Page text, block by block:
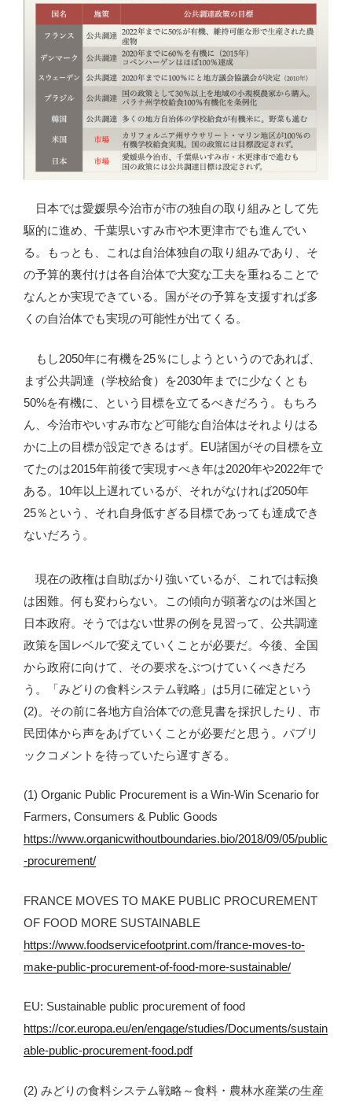
日本では愛媛県今治市が市の独自の取り組みとして先
駆的に進め、千葉県いすみ市や木更津市でも進んでい
る。もっとも、これは自治体独自の取り組みであり、そ
の予算的裏付けは各自治体で大変な工夫を重ねることで
なんとか実現できている。国がその予算を支援すれば多
くの自治体でも実現の可能性が出てくる。
もし2050年に有機を25％にしようというのであれば、
まず公共調達（学校給食）を2030年までに少なくとも
50%を有機に、という目標を立てるべきだろう。もちろ
ん、今治市やいすみ市など可能な自治体はそれよりはる
かに上の目標が設定できるはず。EU諸国がその目標を立
てたのは2015年前後で実現すべき年は2020年や2022年で
ある。10年以上遅れているが、それがなければ2050年
25％という、それ自身低すぎる目標であっても達成でき
ないだろう。
現在の政権は自助ばかり強いているが、これでは転換
は困難。何も変わらない。この傾向が顕著なのは米国と
日本政府。そうではない世界の例を見習って、公共調達
政策を国レベルで変えていくことが必要だ。今後、全国
から政府に向けて、その要求をぶつけていくべきだろ
う。「みどりの食料システム戦略」は5月に確定という
(2)。その前に各地方自治体での意見書を採択したり、市
民団体から声をあげていくことが必要だと思う。パブリ
ックコメントを待っていたら遅すぎる。
(1) Organic Public Procurement is a Win-Win Scenario for
Farmers, Consumers & Public Goods
https://www.organicwithoutboundaries.bio/2018/09/05/public
-procurement/
FRANCE MOVES TO MAKE PUBLIC PROCUREMENT
OF FOOD MORE SUSTAINABLE
https://www.foodservicefootprint.com/france-moves-to-
make-public-procurement-of-food-more-sustainable/
EU: Sustainable public procurement of food
https://cor.europa.eu/en/engage/studies/Documents/sustain
able-public-procurement-food.pdf
(2) みどりの食料システム戦略～食料・農林水産業の生産